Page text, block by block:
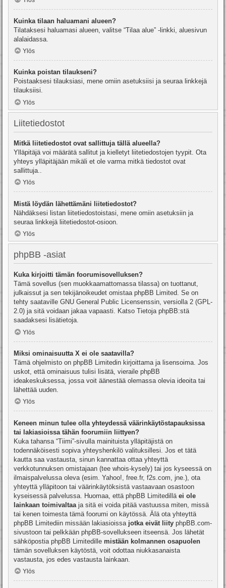
Kuinka tilaan haluamani alueen?
Tilataksesi haluamasi alueen, valitse “Tilaa alue” -linkki, aluesivun
alalaidassa.
Ylös
Kuinka poistan tilaukseni?
Poistaaksesi tilauksiasi, mene omiin asetuksiisi ja seuraa linkkejä
tilauksiisi.
Ylös
Liitetiedostot
Mitkä liitetiedostot ovat sallittuja tällä alueella?
Ylläpitäjä voi määrätä sallitut ja kielletyt liitetiedostojen tyypit. Ota
yhteys ylläpitäjään mikäli et ole varma mitkä tiedostot ovat
sallittuja..
Ylös
Mistä löydän lähettämäni liitetiedostot?
Nähdäksesi listan liitetiedostoistasi, mene omiin asetuksiin ja
seuraa linkkejä liitetiedostot-osioon.
Ylös
phpBB -asiat
Kuka kirjoitti tämän foorumisovelluksen?
Tämä sovellus (sen muokkaamattomassa tilassa) on tuottanut,
julkaissut ja sen tekijänoikeudet omistaa phpBB Limited. Se on
tehty saataville GNU General Public Licensenssin, versiolla 2 (GPL-
2.0) ja sitä voidaan jakaa vapaasti. Katso Tietoja phpBB:stä
saadaksesi lisätietoja.
Ylös
Miksi ominaisuutta X ei ole saatavilla?
Tämä ohjelmisto on phpBB Limitedin kirjoittama ja lisensoima. Jos
uskot, että ominaisuus tulisi lisätä, vieraile phpBB
ideakeskuksessa , jossa voit äänestää olemassa olevia ideoita tai
lähettää uuden.
Ylös
Keneen minun tulee olla yhteydessä väärinkäytöstapauksissa
tai lakiasioissa tähän foorumiin liittyen?
Kuka tahansa “Tiimi”-sivulla mainituista ylläpitäjistä on
todennäköisesti sopiva yhteyshenkilö valituksillesi. Jos et tätä
kautta saa vastausta, sinun kannattaa ottaa yhteyttä
verkkotunnuksen omistajaan (tee whois-kysely) tai jos kyseessä on
ilmaispalvelussa oleva (esim. Yahoo!, free.fr, f2s.com, jne.), ota
yhteyttä ylläpitoon tai väärinkäytöksistä vastaavaan osastoon
kyseisessä palvelussa. Huomaa, että phpBB Limitedillä ei ole
lainkaan toimivaltaa ja sitä ei voida pitää vastuussa miten, missä
tai kenen toimesta tämä foorumi on käytössä. Älä ota yhteyttä
phpBB Limitediin missään lakiasioissa jotka eivät liity phpBB.com-
sivustoon tai pelkkään phpBB-sovellukseen itseensä. Jos lähetät
sähköpostia phpBB Limitedille mistään kolmannen osapuolen
tämän sovelluksen käytöstä, voit odottaa niukkasanaista
vastausta, jos edes vastausta lainkaan.
Ylös